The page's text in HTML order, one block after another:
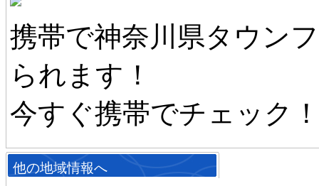
携帯で神奈川県タウン
られます！
今すぐ携帯でチェック
他の地域情報へ